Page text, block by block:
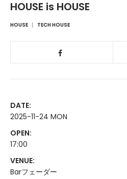
HOUSE is HOUSE
HOUSE TECH HOUSE
DATE:
2025-11-24 MON
OPEN:
17:00
VENUE:
Barフェーダー